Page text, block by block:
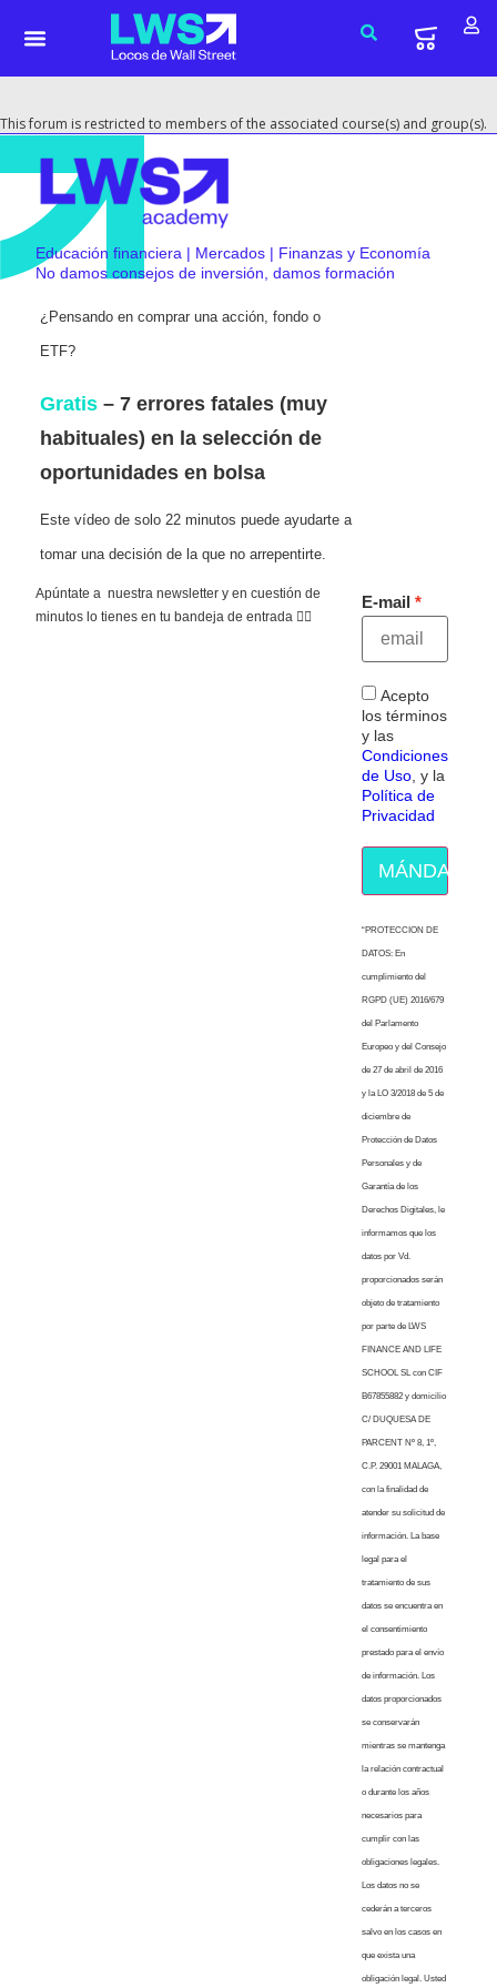
This forum is restricted to members of the associated course(s) and group(s).
Educación financiera | Mercados | Finanzas y Economía
No damos consejos de inversión, damos formación
¿Pensando en comprar una acción, fondo o
ETF?
Gratis – 7 errores fatales (muy
habituales) en la selección de
oportunidades en bolsa
Este vídeo de solo 22 minutos puede ayudarte a
tomar una decisión de la que no arrepentirte.
Apúntate a nuestra newsletter y en cuestión de
minutos lo tienes en tu bandeja de entrada 👇🏻
E-mail
Acepto
los términos
y las
Condiciones
de Uso, y la
Política de
Privacidad
MÁNDAME
“PROTECCION DE
DATOS: En
cumplimiento del
RGPD (UE) 2016/679
del Parlamento
Europeo y del Consejo
de 27 de abril de 2016
y la LO 3/2018 de 5 de
diciembre de
Protección de Datos
Personales y de
Garantía de los
Derechos Digitales, le
informamos que los
datos por Vd.
proporcionados serán
objeto de tratamiento
por parte de LWS
FINANCE AND LIFE
SCHOOL SL con CIF
B67855882 y domicilio
C/ DUQUESA DE
PARCENT Nº 8, 1º,
C.P. 29001 MALAGA,
con la finalidad de
atender su solicitud de
información. La base
legal para el
tratamiento de sus
datos se encuentra en
el consentimiento
prestado para el envío
de información. Los
datos proporcionados
se conservarán
mientras se mantenga
la relación contractual
o durante los años
necesarios para
cumplir con las
obligaciones legales.
Los datos no se
cederán a terceros
salvo en los casos en
que exista una
obligación legal. Usted